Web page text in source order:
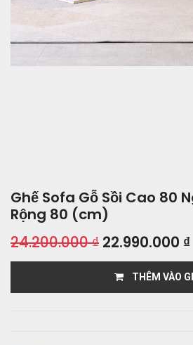
Ghế Sofa Gỗ Sồi Cao 80
Rộng 80 (cm)
24.200.000₫ 22.990.000 ₫
THÊM VÀO